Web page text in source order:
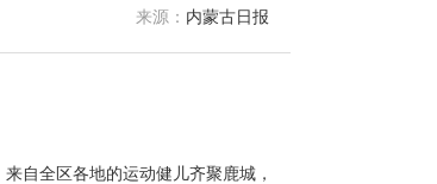
来源： 内蒙古日报
自全区各地的运动健儿齐聚鹿城，